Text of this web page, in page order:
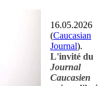
16.05.2026
(Caucasian
Journal).
L'invité du
Journal
Caucasien